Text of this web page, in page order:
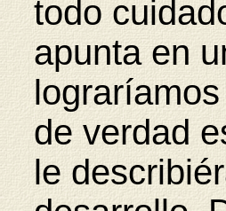
todo
apunta en
de verdad
le